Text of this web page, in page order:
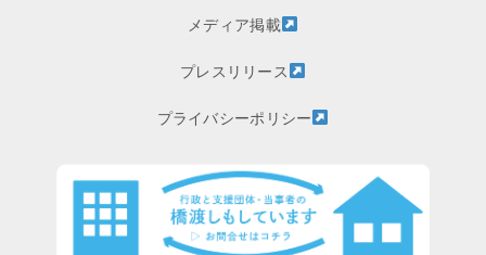
メディア掲載
プレスリリース
プライバシーポリシー